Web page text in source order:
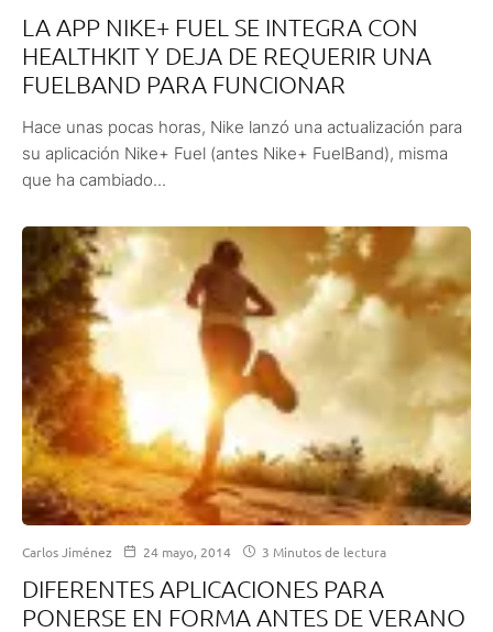
LA APP NIKE+ FUEL SE INTEGRA CON
HEALTHKIT Y DEJA DE REQUERIR UNA
FUELBAND PARA FUNCIONAR
Hace unas pocas horas, Nike lanzó una actualización para
su aplicación Nike+ Fuel (antes Nike+ FuelBand), misma
que ha cambiado...
Carlos Jiménez 24 mayo, 2014 3 Minutos de lectura
DIFERENTES APLICACIONES PARA
PONERSE EN FORMA ANTES DE VERANO